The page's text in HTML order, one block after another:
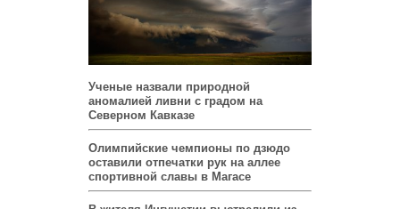
Ученые назвали природной
аномалией ливни с градом на
Северном Кавказе
Олимпийские чемпионы по дзюдо
оставили отпечатки рук на аллее
спортивной славы в Магасе